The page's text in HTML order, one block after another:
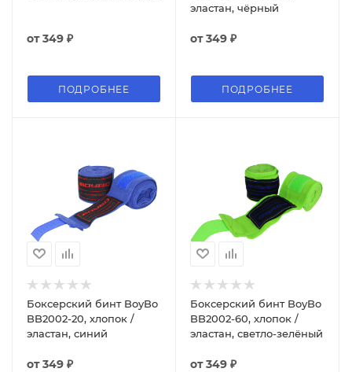
от349 ₽
ПОДРОБНЕЕ
эластан, чёрный
от349 ₽
ПОДРОБНЕЕ
Боксерский бинт BoyBo
BB2002-20, хлопок /
эластан, синий
от349 ₽
Боксерский бинт BoyBo
BB2002-60, хлопок /
эластан, светло-зелёный
от349 ₽